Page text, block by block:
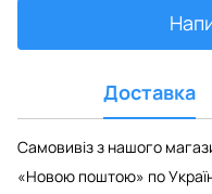
Доставка
Самовивіз з нашого
«Новою поштою» по